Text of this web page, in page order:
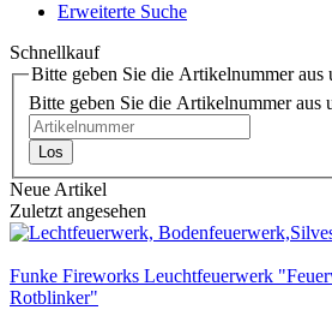
Erweiterte Suche
Schnellkauf
Bitte geben Sie die Artikelnummer aus
Bitte geben Sie die Artikelnummer aus
Los
Neue Artikel
Zuletzt angesehen
Funke Fireworks Leuchtfeuerwerk
Rotblinker"